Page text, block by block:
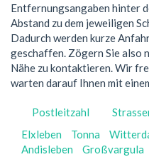
Entfernungsangaben hinter
Abstand zu dem jeweiligen
Dadurch werden kurze
geschaffen. Zögern Sie also
Nähe zu kontaktieren. Wir
warten darauf Ihnen mit
Postleitzahl
Elxleben
Tonna
Andisleben
Großvargula